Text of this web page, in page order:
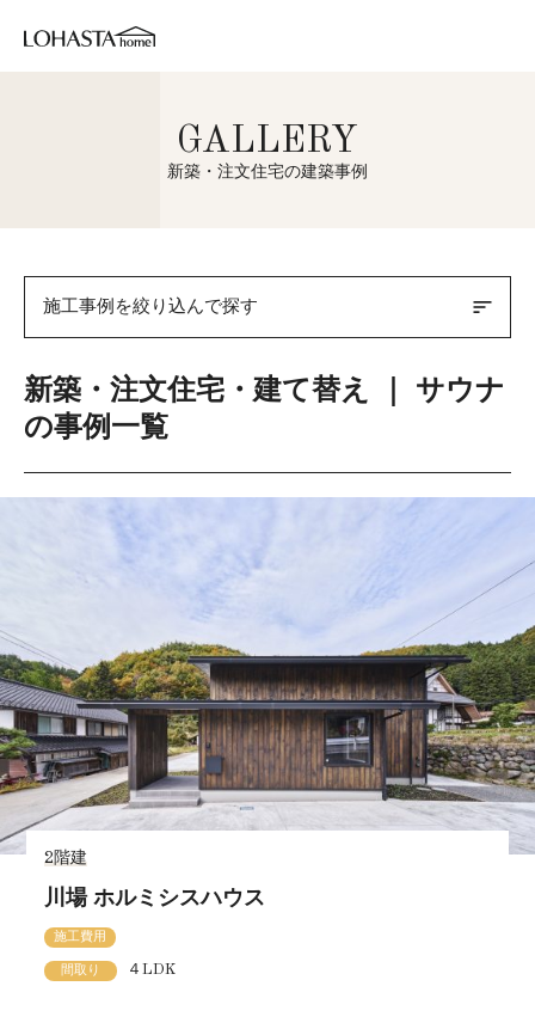
GALLERY
新築・注文住宅の建築事例
sort
施工事例を絞り込んで探す
新築・注文住宅・建て替え ｜ サウナ
の事例一覧
2階建
川場 ホルミシスハウス
施工費用
間取り ４LDK